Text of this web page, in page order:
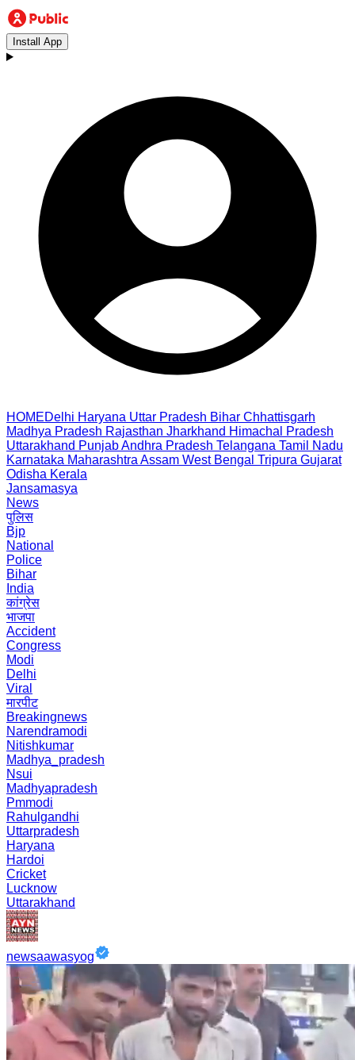
Install App
HOMEDelhi Haryana Uttar Pradesh Bihar Chhattisgarh
Madhya Pradesh Rajasthan Jharkhand Himachal Pradesh
Uttarakhand PunjabAndhra Pradesh Telangana Tamil Nadu
Karnataka Maharashtra Assam West Bengal Tripura Gujarat
Odisha Kerala
Jansamasya
News
पुलिस
Bjp
National
Police
Bihar
India
कांग्रेस
भाजपा
Accident
Congress
Modi
Delhi
Viral
मारपीट
Breakingnews
Narendramodi
Nitishkumar
Madhya_pradesh
Nsui
Madhyapradesh
Pmmodi
Rahulgandhi
Uttarpradesh
Haryana
Hardoi
Cricket
Lucknow
Uttarakhand
newsaawasyog